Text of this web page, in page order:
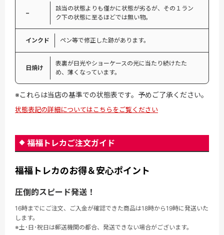
−
該当の状態よりも僅かに状態が劣るが、その１ラン
ク下の状態に至るほどでは無い物。
インクド ペン等で修正した跡があります。
日焼け
表裏が日光やショーケースの光に当たり続けたた
め、薄くなっています。
※これらは当店の基準での状態表です。予めご了承ください。
状態表記の詳細についてはこちらをご覧ください
福福トレカご注文ガイド
福福トレカのお得＆安心ポイント
圧倒的スピード発送！
16時までにご注文、ご入金が確認できた商品は18時から19時に発送いた
します。
※土･日･祝日は郵送機関の都合、発送できない場合がございます。